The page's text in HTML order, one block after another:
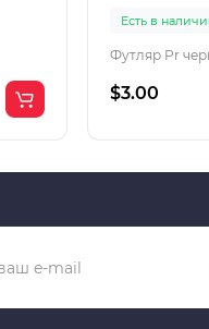
Есть в
Футляр Pr
$3.00